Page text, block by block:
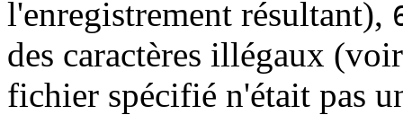
l'enregistrement résultant),
des caractères illégaux
fichier spécifié n'était pas